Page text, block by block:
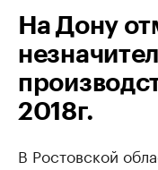
На Дону
2018г.
В Ростовской